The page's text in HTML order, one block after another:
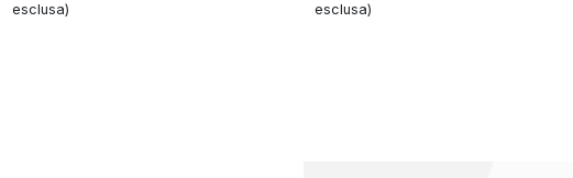
esclusa)
esclusa)